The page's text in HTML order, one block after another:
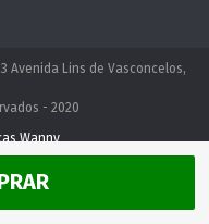
Avenida Lins de Vasconcelos,
- 2020
Wanny